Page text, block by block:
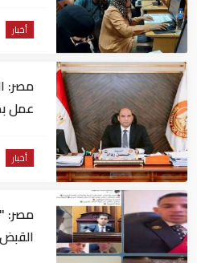
أخبار
عمل
أخبار
مصر: